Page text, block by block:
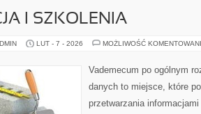
I SZKOLENIA
LUT - 7 - 2026 MOŻLIWOŚĆ
Vademecum po ogólnym
danych to miejsce, które
przetwarzania